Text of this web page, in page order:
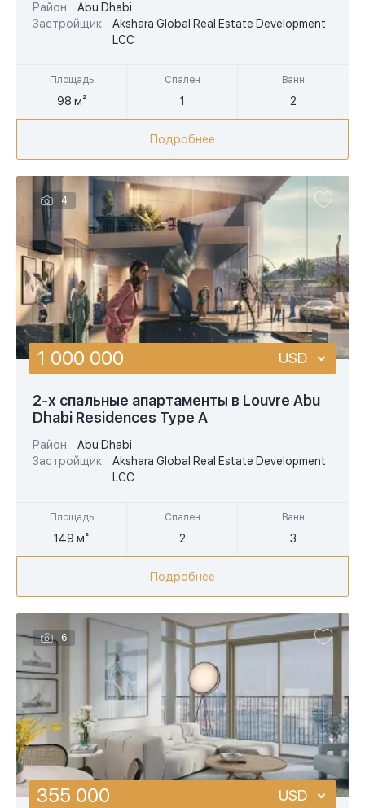
Район:
Abu Dhabi
Застройщик:
Akshara Global Real Estate Development
LCC
Площадь
98 м²
Спален
1
Ванн
2
AED
Подробнее
4
2-х спальные апартаменты в Louvre Abu
Dhabi Residences Type A
Район:
Abu Dhabi
Застройщик:
Akshara Global Real Estate Development
LCC
Площадь
149 м²
Спален
2
Ванн
3
1 000 000 USD
USD
AED
Подробнее
6
355 000 USD